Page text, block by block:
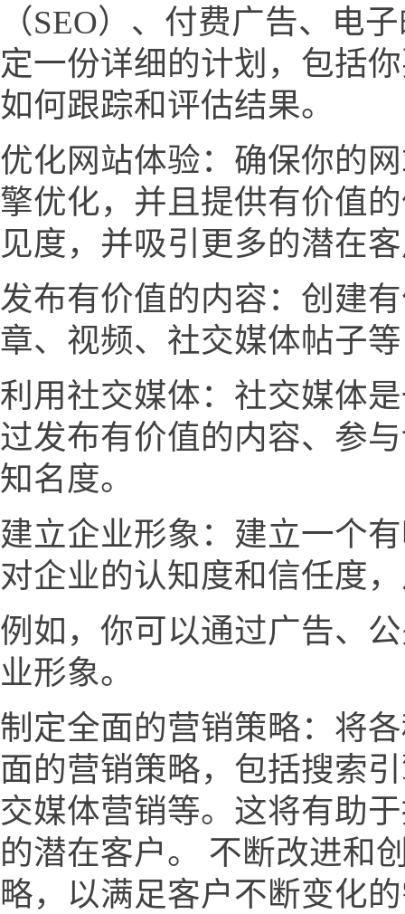
（SEO）、付费广告、电
定一份详细的计划，包括
如何跟踪和评估结果。
优化网站体验：确保你的
擎优化，并且提供有价值
见度，并吸引更多的潜在
发布有价值的内容：创建
章、视频、社交媒体帖子
利用社交媒体：社交媒体
过发布有价值的内容、参
知名度。
建立企业形象：建立一个
对企业的认知度和信任度
例如，你可以通过广告、
业形象。
制定全面的营销策略：将
面的营销策略，包括搜索
交媒体营销等。这将有助
的潜在客户。 不断改进和
略，以满足客户不断变化